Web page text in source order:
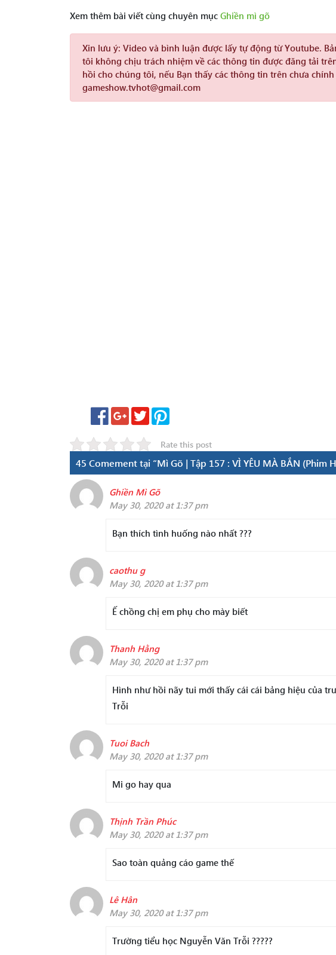
Xem thêm bài viết cùng chuyên mục Ghiền mì gõ
Xin lưu ý: Video và bình luận được lấy tự động từ Youtube.
tôi không chịu trách nhiệm về các thông tin được đăng tải
hồi cho chúng tôi, nếu Bạn thấy các thông tin trên chưa chính
gameshow.tvhot@gmail.com
Rate this post
45 Comement tại “Mì Gõ | Tập 157 : VÌ YÊU MÀ BẮN (Phim
Ghiền Mì Gõ
May 30, 2020 at 1:37 pm
Bạn thích tình huống nào nhất ???
caothu g
May 30, 2020 at 1:37 pm
Ế chồng chị em phụ cho mày biết
Thanh Hằng
May 30, 2020 at 1:37 pm
Hình như hồi nãy tui mới thấy cái cái bảng hiệu của
Trỗi
Tuoi Bach
May 30, 2020 at 1:37 pm
Mi go hay qua
Thịnh Trần Phúc
May 30, 2020 at 1:37 pm
Sao toàn quảng cáo game thế
Lê Hân
May 30, 2020 at 1:37 pm
Trường tiểu học Nguyễn Văn Trỗi ?????